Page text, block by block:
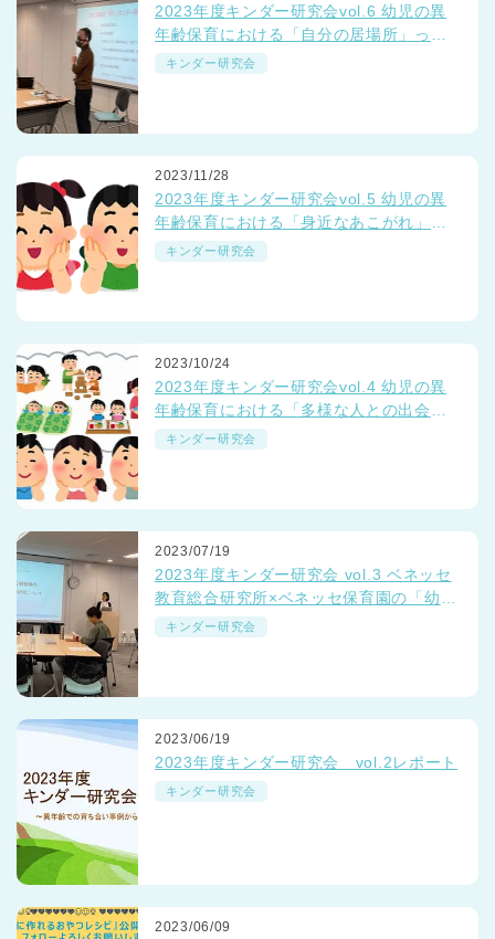
2023年度キンダー研究会vol.6 幼児の異
年齢保育における「自分の居場所」っ
て？
キンダー研究会
2023/11/28
2023年度キンダー研究会vol.5 幼児の異
年齢保育における「身近なあこがれ」っ
て？
キンダー研究会
2023/10/24
2023年度キンダー研究会vol.4 幼児の異
年齢保育における「多様な人との出会
い」って？
キンダー研究会
2023/07/19
2023年度キンダー研究会 vol.3 ベネッセ
教育総合研究所×ベネッセ保育園の「幼小
接続期の思考力研究」レポート
キンダー研究会
2023/06/19
2023年度キンダー研究会 vol.2レポート
キンダー研究会
2023/06/09